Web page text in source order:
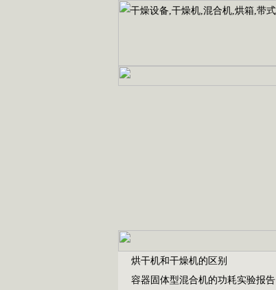
烘干机和干燥机的区别
容器固体型混合机的功耗实验报告